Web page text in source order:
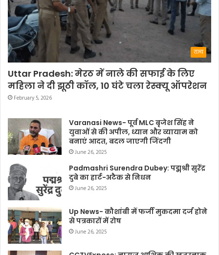
राज्य
Uttar Pradesh: मेरठ में नाले की सफाई के लिए
महिला ने दी झूठी कॉल, 10 घंटे चला रेस्क्यू ऑपरेशन
February 5, 2026
Varanasi News- पूर्व MLC बृजेश सिंह ने
युवाओं से की अपील, ध्यान और व्यायाम को
बनाएं आदत, बदल जाएगी जिंदगी
June 26, 2025
Padmashri Surendra Dubey: पद्मश्री सुरेंद्र
दुबे का हार्ट-अटैक से निधन
June 26, 2025
Up News- कौशांबी में फर्जी मुकदमा दर्ज होने
से पत्रकारों में रोष
June 26, 2025